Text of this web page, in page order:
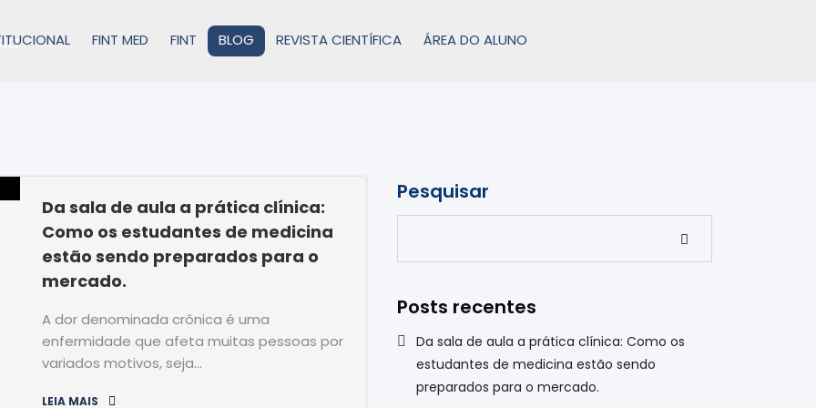
FINT MED FINT BLOG REVISTA CIENTÍFICA ÁREA DO ALUNO
Da sala de aula a prática clínica:
Como os estudantes de medicina
estão sendo preparados para o
mercado.
A dor denominada crônica é uma
enfermidade que afeta muitas pessoas por
variados motivos, seja…
LEIA MAIS
Pesquisar
Posts recentes
Da sala de aula a prática clínica: Como os
estudantes de medicina estão sendo
preparados para o mercado.